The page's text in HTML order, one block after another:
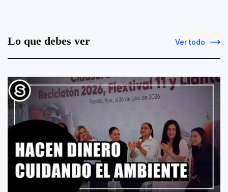
Lo que debes ver Ver todo